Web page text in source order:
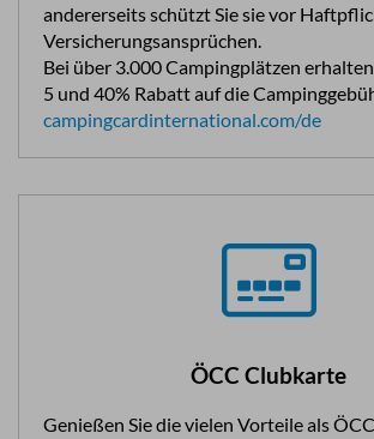
andererseits schützt Sie sie vor
Versicherungsansprüchen.
Bei über 3.000 Campingplätzen
5 und 40% Rabatt auf die
campingcardinternational.com/de
ÖCC Clubkarte
Genießen Sie die vielen Vorteile als